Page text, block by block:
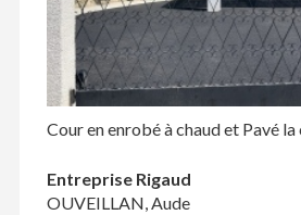
Cour en enrobé à chaud et Pavé
Entreprise Rigaud
OUVEILLAN, Aude